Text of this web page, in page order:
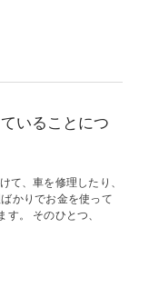
いることにつ
て、車を修理したり、
かりでお金を使って
。 そのひとつ、